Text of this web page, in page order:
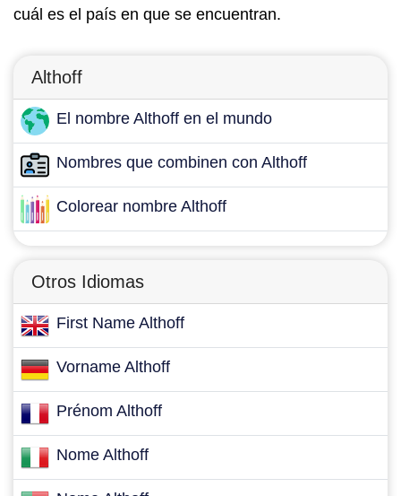
cuál es el país en que se encuentran.
Althoff
El nombre Althoff en el mundo
Nombres que combinen con Althoff
Colorear nombre Althoff
Otros Idiomas
First Name Althoff
Vorname Althoff
Prénom Althoff
Nome Althoff